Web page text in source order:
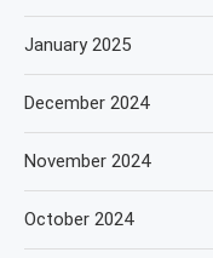
January 2025
December 2024
November 2024
October 2024